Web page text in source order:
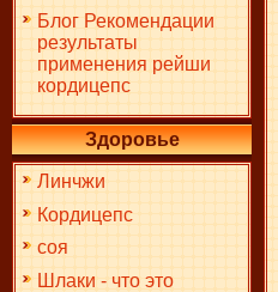
Блог Рекомендации
результаты
применения рейши
кордицепс
Здоровье
Линчжи
Кордицепс
соя
Шлаки - что это